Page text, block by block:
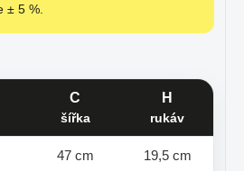
± 5 %.
C
šířka
H
rukáv
47 cm 19,5 cm